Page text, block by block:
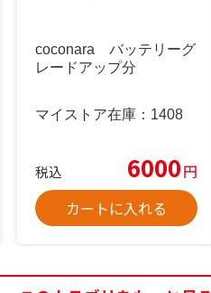
coconara バッテリーグ
レードアップ分
マイストア在庫： 1408
税込 6000円
カートに入れる